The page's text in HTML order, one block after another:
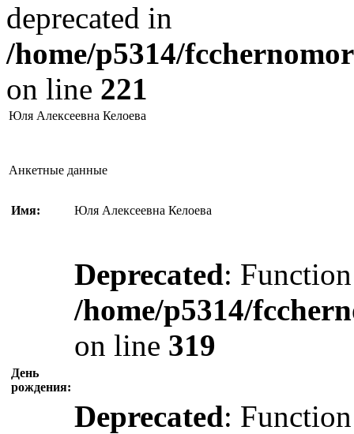
deprecated in
/home/p5314/
on line 221
Юля Алексеевна Келоева
Анкетные данные
Имя: Юля Алексеевна Келоева
День
рождения:
Deprecated:
/home/p5314/
on line 319
Deprecated: